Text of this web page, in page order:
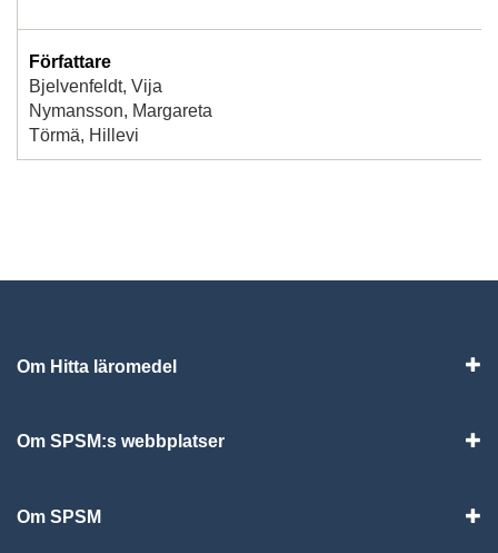
Författare
Bjelvenfeldt, Vija
Nymansson, Margareta
Törmä, Hillevi
Om Hitta läromedel
Om SPSM:s webbplatser
Om SPSM